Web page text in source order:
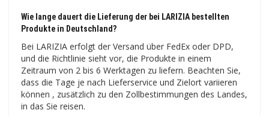
Wie lange dauert die Lieferung der bei LARIZIA bestellten
Produkte in Deutschland?
Bei LARIZIA erfolgt der Versand über FedEx oder DPD,
und die Richtlinie sieht vor, die Produkte in einem
Zeitraum von 2 bis 6 Werktagen zu liefern. Beachten Sie,
dass die Tage je nach Lieferservice und Zielort variieren
können , zusätzlich zu den Zollbestimmungen des Landes,
in das Sie reisen.